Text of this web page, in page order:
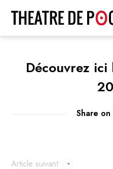
Découvrez ici
Share on
Article suivant